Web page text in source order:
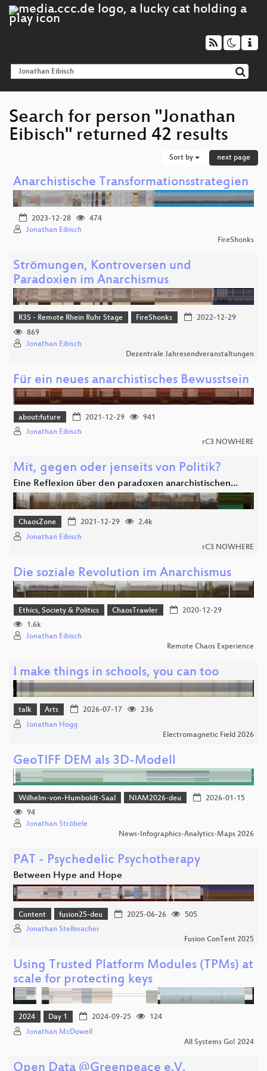
Search for person "Jonathan
Eibisch" returned 42 results
Sort by next page
Anarchistische Transformationsstrategien
2023-12-28
474
Jonathan Eibisch
FireShonks
Strömungen, Kontroversen und
Paradoxien im Anarchismus
R3S - Remote Rhein Ruhr Stage FireShonks
2022-12-29
869
Jonathan Eibisch
Dezentrale Jahresendveranstaltungen
Für ein neues anarchistisches Bewusstsein
about:future 2021-12-29
941
Jonathan Eibisch
rC3 NOWHERE
Mit, gegen oder jenseits von Politik?
Eine Reflexion über den paradoxen anarchistischen…
ChaosZone 2021-12-29
2.4k
Jonathan Eibisch
rC3 NOWHERE
Die soziale Revolution im Anarchismus
Ethics, Society & Politics ChaosTrawler
2020-12-29
1.6k
Jonathan Eibisch
Remote Chaos Experience
I make things in schools, you can too
talk Arts 2026-07-17
236
Jonathan Hogg
Electromagnetic Field 2026
GeoTIFF DEM als 3D-Modell
Wilhelm-von-Humboldt-Saal NIAM2026-deu
2026-01-15
94
Jonathan Ströbele
News-Infographics-Analytics-Maps 2026
PAT - Psychedelic Psychotherapy
Between Hype and Hope
Content fusion25-deu 2025-06-26
505
Jonathan Stellmacher
Fusion ConTent 2025
Using Trusted Platform Modules (TPMs) at
scale for protecting keys
2024 Day 1 2024-09-25
124
Jonathan McDowell
All Systems Go! 2024